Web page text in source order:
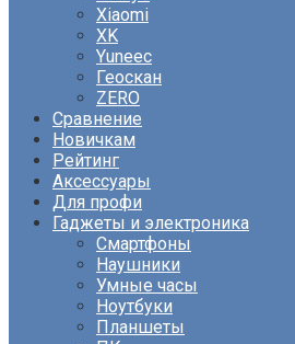
Xiaomi
XK
Yuneec
Геоскан
ZERO
Сравнение
Новичкам
Рейтинг
Аксессуары
Для профи
Гаджеты и электроника
Смартфоны
Наушники
Умные часы
Ноутбуки
Планшеты